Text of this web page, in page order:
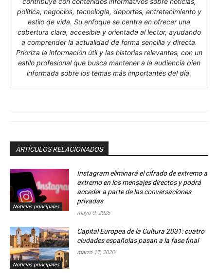
política, negocios, tecnología, deportes, entretenimiento y
estilo de vida. Su enfoque se centra en ofrecer una
cobertura clara, accesible y orientada al lector, ayudando
a comprender la actualidad de forma sencilla y directa.
Prioriza la información útil y las historias relevantes, con un
estilo profesional que busca mantener a la audiencia bien
informada sobre los temas más importantes del día.
ARTÍCULOS RELACIONADOS
Noticias principales
Instagram eliminará el cifrado de extremo a
extremo en los mensajes directos y podrá
acceder a parte de las conversaciones
privadas
mayo 9, 2026
Noticias principales
Capital Europea de la Cultura 2031: cuatro
ciudades españolas pasan a la fase final
marzo 17, 2026